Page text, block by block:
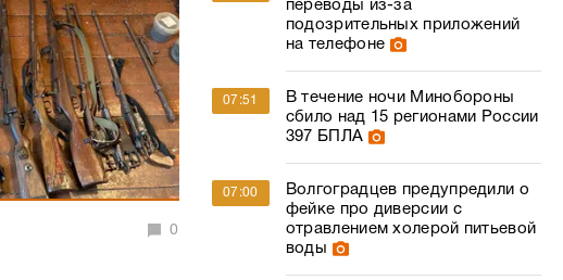
0
переводы из-за
подозрительных приложений
на телефоне
07:51
В течение ночи Минобороны
сбило над 15 регионами России
397 БПЛА
07:00
Волгоградцев предупредили о
фейке про диверсии с
отравлением холерой питьевой
воды